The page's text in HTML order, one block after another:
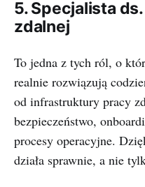
5. Specjalista
zdalnej
To jedna z tych ról, o
realnie rozwiązują
od infrastruktury pracy
bezpieczeństwo,
procesy operacyjne.
działa sprawnie, a nie